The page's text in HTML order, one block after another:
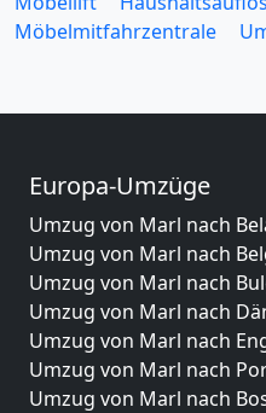
Möbelmitfahrzentrale
Europa-Umzüge
Umzug von Marl nach
Umzug von Marl nach
Umzug von Marl nach
Umzug von Marl nach
Umzug von Marl nach
Umzug von Marl nach
Umzug von Marl nach